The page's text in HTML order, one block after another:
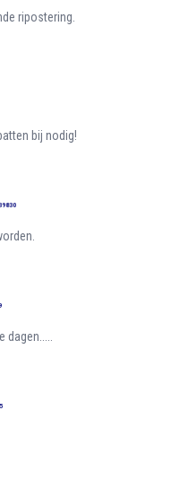
ripostering.
bij nodig!
dagen.....